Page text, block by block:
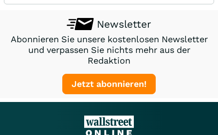
Newsletter
Abonnieren Sie unsere kostenlosen Newsletter
und verpassen Sie nichts mehr aus der
Redaktion
Jetzt abonnieren!